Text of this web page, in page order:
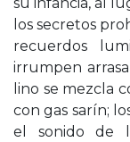
su infancia, al
los secretos
recuerdos
irrumpen
lino se mezcla
con gas sarín;
el sonido de